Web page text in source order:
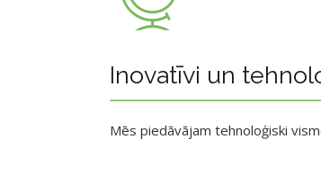
Inovatīvi un
Mēs piedāvājam tehnoloģiski